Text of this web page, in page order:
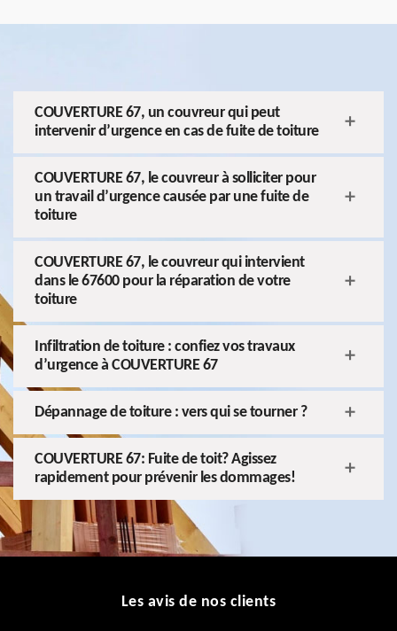
COUVERTURE 67, un couvreur qui peut
intervenir d’urgence en cas de fuite de toiture
COUVERTURE 67, le couvreur à solliciter pour
un travail d’urgence causée par une fuite de
toiture
COUVERTURE 67, le couvreur qui intervient
dans le 67600 pour la réparation de votre
toiture
Infiltration de toiture : confiez vos travaux
d’urgence à COUVERTURE 67
Dépannage de toiture : vers qui se tourner ?
COUVERTURE 67: Fuite de toit? Agissez
rapidement pour prévenir les dommages!
Les avis de nos clients